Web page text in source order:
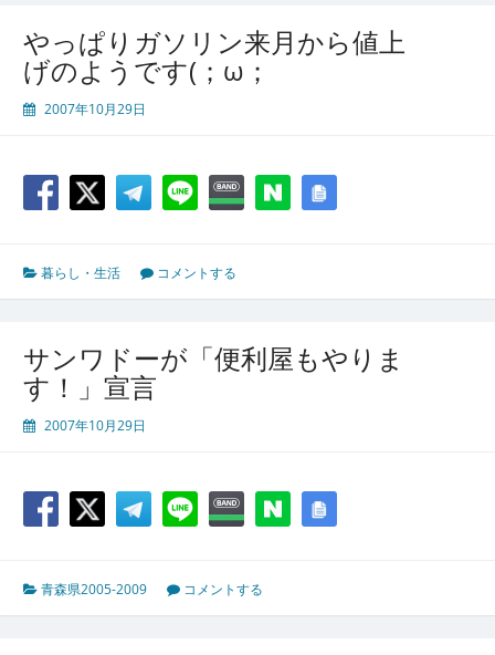
やっぱりガソリン来月から値上
げのようです(；ω；
2007年10月29日
暮らし・生活 コメントする
サンワドーが「便利屋もやりま
す！」宣言
2007年10月29日
青森県2005-2009 コメントする